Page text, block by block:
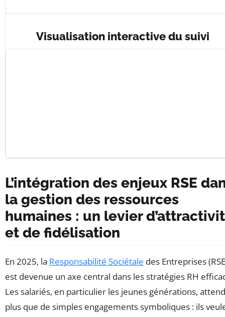
Visualisation interactive du suivi
L’intégration des enjeux RSE
la gestion des ressources
humaines : un levier
et de fidélisation
En 2025, la Responsabilité Sociétale des Entreprises
est devenue un axe central dans les stratégies RH
Les salariés, en particulier les jeunes générations,
plus que de simples engagements symboliques : ils